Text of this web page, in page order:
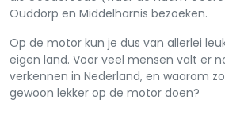
Ouddorp en Middelharnis bezoeken.
Op de motor kun je dus van allerlei
eigen land. Voor veel mensen valt er
verkennen in Nederland, en waarom
gewoon lekker op de motor doen?